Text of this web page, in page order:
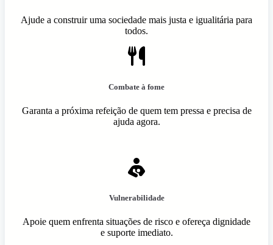
Ajude a construir uma sociedade mais justa e igualitária para
todos.
Combate à fome
Garanta a próxima refeição de quem tem pressa e precisa de
ajuda agora.
Vulnerabilidade
Apoie quem enfrenta situações de risco e ofereça dignidade
e suporte imediato.